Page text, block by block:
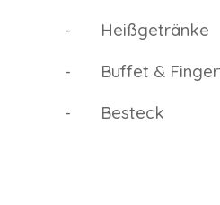
-
Heißgetränke
-
Buffet &
-
Besteck